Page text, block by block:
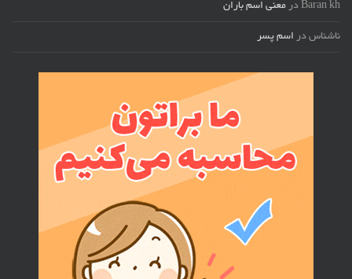
Baran kh در معنی اسم باران
ناشناس در اسم پسر